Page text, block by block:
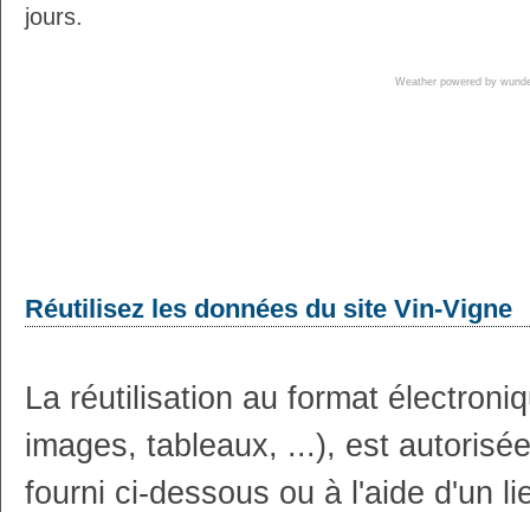
jours.
Weather powered by
Réutilisez les données du site Vin-Vigne
La réutilisation au format
images, tableaux, ...), est
fourni ci-dessous ou à l'aide d'un